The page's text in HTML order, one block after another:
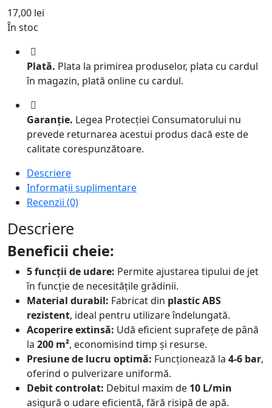
17,00 lei
În stoc
Plată. Plata la primirea produselor, plata cu cardul
în magazin, plată online cu cardul.
Garanție. Legea Protecției Consumatorului nu
prevede returnarea acestui produs dacă este de
calitate corespunzătoare.
Descriere
Informații suplimentare
Recenzii (0)
Descriere
Beneficii cheie:
5 funcții de udare: Permite ajustarea tipului de jet
în funcție de necesitățile grădinii.
Material durabil: Fabricat din plastic ABS
rezistent, ideal pentru utilizare îndelungată.
Acoperire extinsă: Udă eficient suprafețe de până
la 200 m², economisind timp și resurse.
Presiune de lucru optimă: Funcționează la 4-6 bar,
oferind o pulverizare uniformă.
Debit controlat: Debitul maxim de 10 L/min
asigură o udare eficientă, fără risipă de apă.